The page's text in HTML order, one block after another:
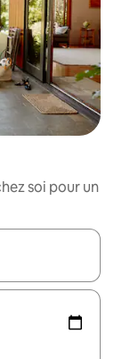
soi pour un
les en utilisant